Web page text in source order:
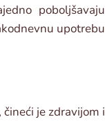
poboljšavaju
upotrebu
je zdravijom i